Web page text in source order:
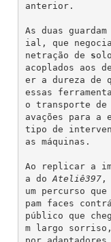
anterior.
As duas
ial, que
netração de s
acoplados aos
er a dureza de
essas
o transporte de
avações para a
tipo de
as máquinas.
Ao replicar a
a do Ateliê397,
um percurso
pam faces
público que
m largo sorriso,